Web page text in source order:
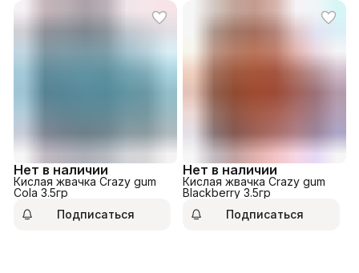
Нет в наличии
Кислая жвачка Crazy gum
Cola 3.5гр
Подписаться
Нет в наличии
Кислая жвачка Crazy gum
Blackberry 3.5гр
Подписаться